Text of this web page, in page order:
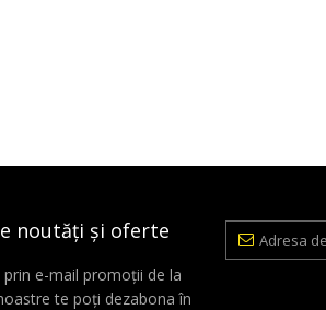
noutăți și oferte
e-mail promoții de la
te poți dezabona în
Adresa
de